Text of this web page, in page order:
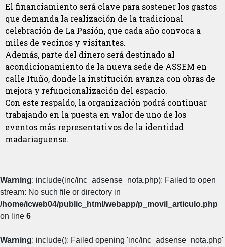
El financiamiento será clave para sostener los gastos
que demanda la realización de la tradicional
celebración de La Pasión, que cada año convoca a
miles de vecinos y visitantes.
Además, parte del dinero será destinado al
acondicionamiento de la nueva sede de ASSEM en
calle Ituño, donde la institución avanza con obras de
mejora y refuncionalización del espacio.
Con este respaldo, la organización podrá continuar
trabajando en la puesta en valor de uno de los
eventos más representativos de la identidad
madariaguense.
Warning: include(inc/inc_adsense_nota.php): Failed to open
stream: No such file or directory in
/home/icweb04/public_html/webapp/p_movil_articulo.php
on line 6
Warning: include(): Failed opening 'inc/inc_adsense_nota.php'